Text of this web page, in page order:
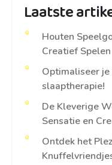
Laatste
Houten
Creatief Spelen
Optimaliseer
slaaptherapie!
De Kleverige
Sensatie en
Ontdek het